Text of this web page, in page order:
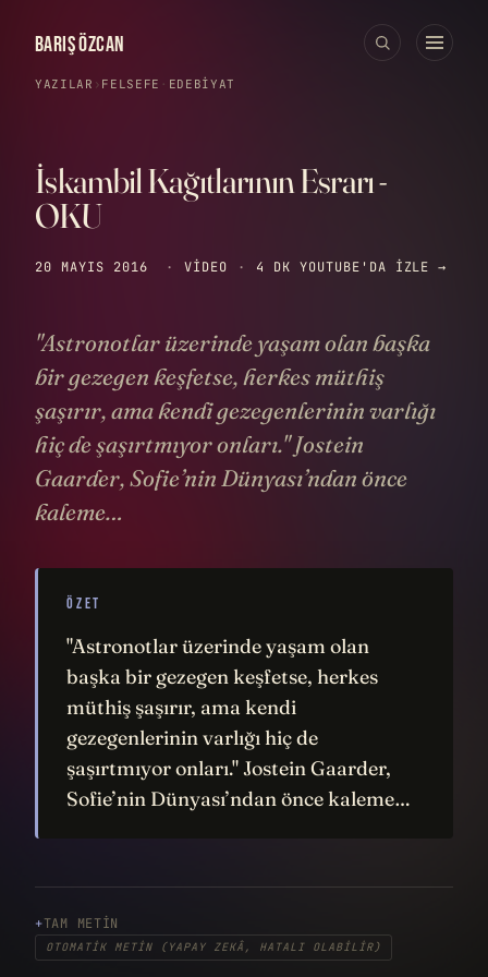
BARIŞ ÖZCAN
YAZILAR › FELSEFE · EDEBIYAT
İskambil Kağıtlarının Esrarı -
OKU
20 MAYIS 2016 · VIDEO · 4 DK YOUTUBE'DA IZLE →
"Astronotlar üzerinde yaşam olan başka
bir gezegen keşfetse, herkes müthiş
şaşırır, ama kendi gezegenlerinin varlığı
hiç de şaşırtmıyor onları." Jostein
Gaarder, Sofie’nin Dünyası’ndan önce
kaleme…
ÖZET
"Astronotlar üzerinde yaşam olan
başka bir gezegen keşfetse, herkes
müthiş şaşırır, ama kendi
gezegenlerinin varlığı hiç de
şaşırtmıyor onları." Jostein Gaarder,
Sofie’nin Dünyası’ndan önce kaleme…
TAM METIN
OTOMATIK METIN (YAPAY ZEKÂ, HATALI OLABILIR)